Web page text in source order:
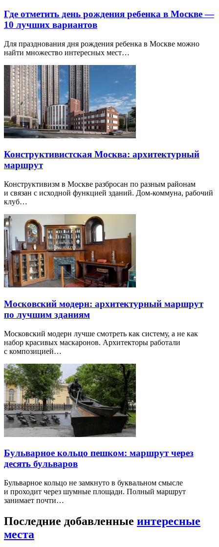
Где отметить день рождения ребенка в Москве —
10 лучших вариантов
Для празднования дня рождения ребенка в Москве можно
найти множество интересных мест…
Конструктивистская Москва: архитектурный
маршрут
Конструктивизм в Москве разбросан по разным районам
и связан с исходной функцией зданий. Дом-коммуна, рабочий
клуб…
Московский модерн: архитектурный маршрут
по лучшим зданиям
Московский модерн лучше смотреть как систему, а не как
набор красивых маскаронов. Архитекторы работали
с композицией…
Бульварное кольцо пешком: маршрут через
десять бульваров
Бульварное кольцо не замкнуто в буквальном смысле
и проходит через шумные площади. Полный маршрут
занимает почти…
Последние добавленные интересные
места